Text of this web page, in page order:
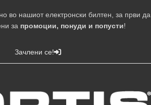
во нашиот електронски билтен, за први да
за промоции, понуди и попусти!
Зачлени се!